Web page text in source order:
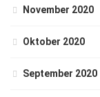
November 2020
Oktober 2020
September 2020